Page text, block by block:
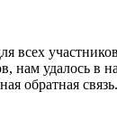
всех
удалось в
обратная